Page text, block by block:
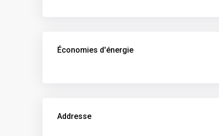
Économies d'énergie
Addresse